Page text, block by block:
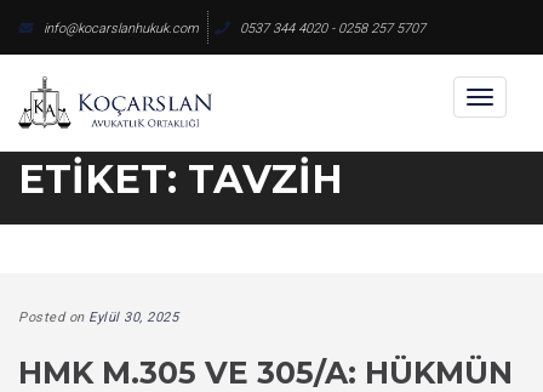
content
info@kocarslanhukuk.com 0537 344 4020 - 0258 257 5707
Toggle
ETIKET: TAVZIH
Posted on Eylül 30, 2025
HMK M.305 VE 305/A: HÜKMÜN